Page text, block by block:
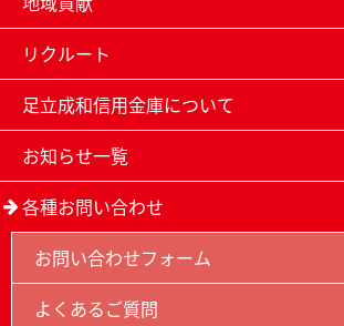
リクルート
足立成和信用金庫について
お知らせ一覧
各種お問い合わせ
お問い合わせフォーム
よくあるご質問